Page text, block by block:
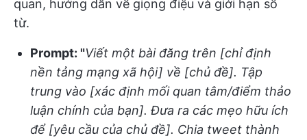
quan, hướng dẫn về giọng điệu và giới hạn số
từ.
Prompt: "Viết một bài đăng trên [chỉ định
nền tảng mạng xã hội] về [chủ đề]. Tập
trung vào [xác định mối quan tâm/điểm thảo
luận chính của bạn]. Đưa ra các mẹo hữu ích
để [yêu cầu của chủ đề]. Chia tweet thành